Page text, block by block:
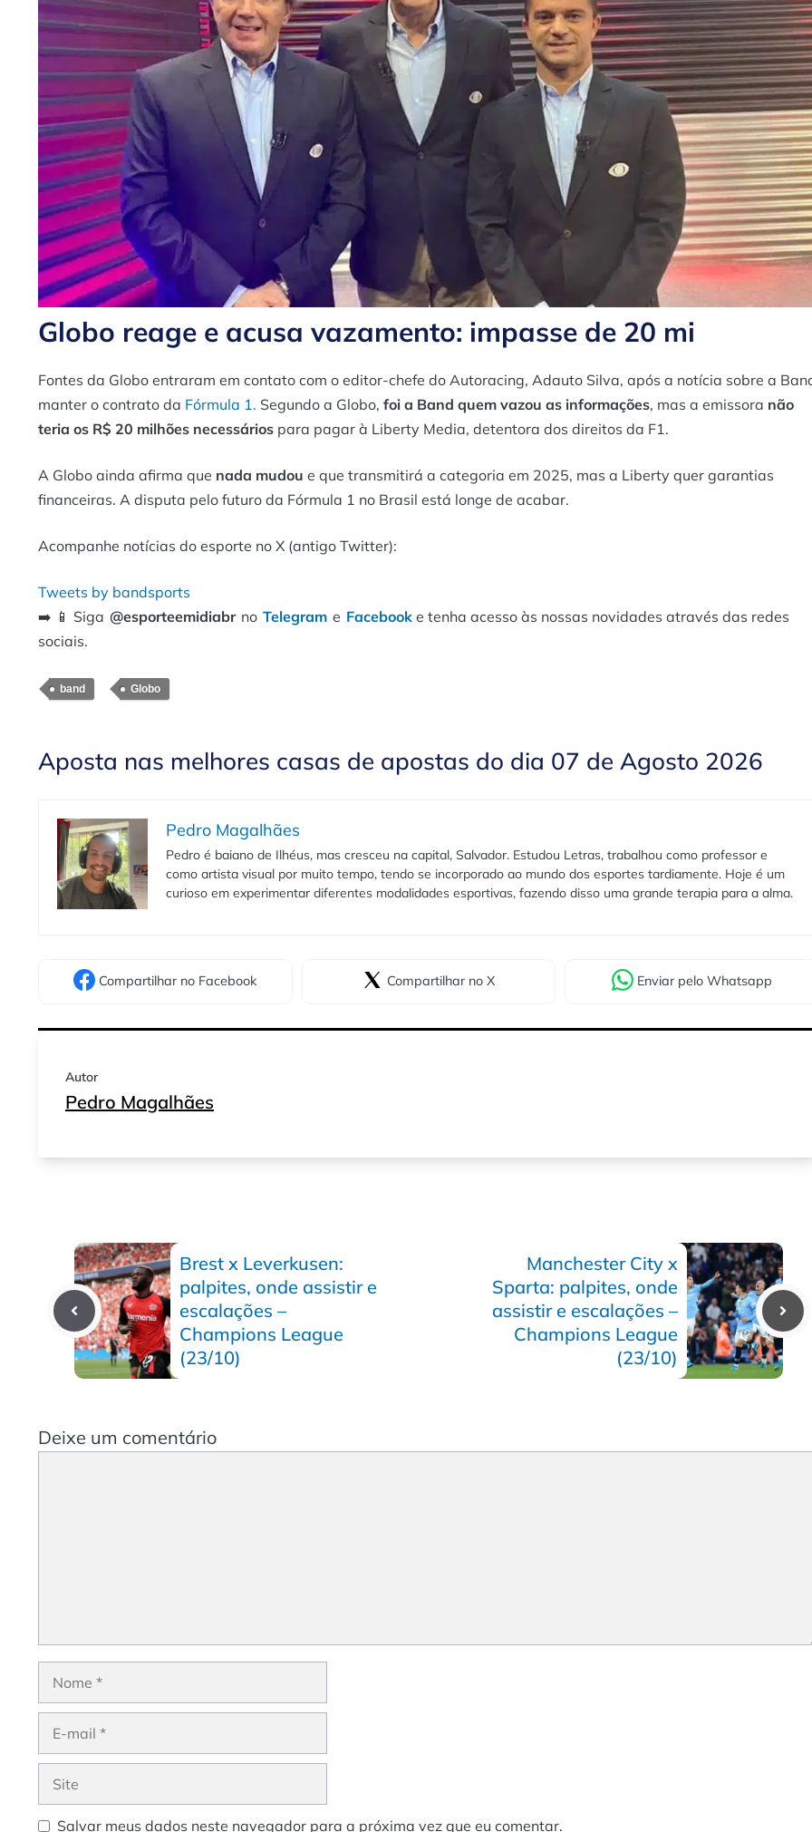
Globo reage e acusa vazamento: impasse de 20 mi
Fontes da Globo entraram em contato com o editor-chefe do Autoracing, Adauto Silva, após a notícia sobre a
manter o contrato da Fórmula 1. Segundo a Globo, foi a Band quem vazou as informações, mas a emissora não
teria os R$ 20 milhões necessários para pagar à Liberty Media, detentora dos direitos da F1.
A Globo ainda afirma que nada mudou e que transmitirá a categoria em 2025, mas a Liberty quer garantias
financeiras. A disputa pelo futuro da Fórmula 1 no Brasil está longe de acabar.
Acompanhe notícias do esporte no X (antigo Twitter):
Tweets by bandsports
➡️ 📱 Siga @esporteemidiabr no Telegram e Facebook e tenha acesso às nossas novidades através das redes
sociais.
band Globo
Aposta nas melhores casas de apostas do dia 07 de Agosto 2026
Pedro Magalhães
Pedro é baiano de Ilhéus, mas cresceu na capital, Salvador. Estudou Letras, trabalhou como professor e
como artista visual por muito tempo, tendo se incorporado ao mundo dos esportes tardiamente. Hoje é um
curioso em experimentar diferentes modalidades esportivas, fazendo disso uma grande terapia para a alma.
Compartilhar no Facebook Compartilhar no X Enviar pelo Whatsapp
Autor
Pedro Magalhães
Brest x Leverkusen:
palpites, onde assistir e
escalações –
Champions League
(23/10)
Manchester City x
Sparta: palpites, onde
assistir e escalações –
Champions League
(23/10)
Deixe um comentário
Nome
Site
Salvar meus dados neste navegador para a próxima vez que eu comentar.